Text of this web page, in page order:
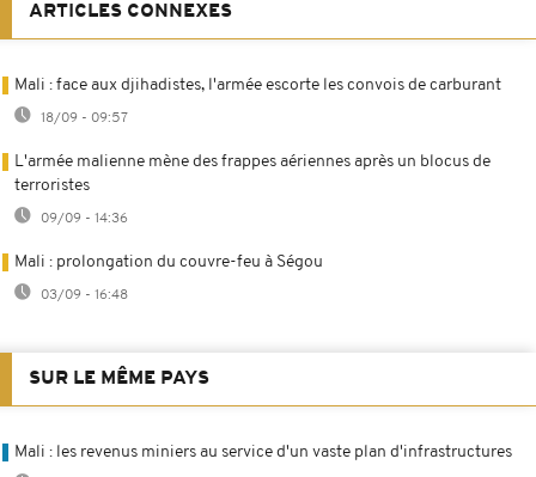
ARTICLES CONNEXES
Mali : face aux djihadistes, l'armée escorte les convois de carburant
18/09 - 09:57
L'armée malienne mène des frappes aériennes après un blocus de
terroristes
09/09 - 14:36
Mali : prolongation du couvre-feu à Ségou
03/09 - 16:48
SUR LE MÊME PAYS
Mali : les revenus miniers au service d'un vaste plan d'infrastructures